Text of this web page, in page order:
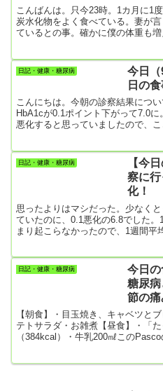
個、
こんばんは。只今23時。1カ月に1
炭水化物をよく食べている。妻が
ているとの事。確かに僕の体重も
から食事を作れなかったんです。
かゼリーを食べられるようになっ
くて散歩もやる気が起こらなかっ
運動もしな...
日記・健康・糖尿病
今日
日の
こんにちは。今朝の診察結果につ
HbA1cが0.1ポイント下がって7.0
悪化すると思っていましたので、
ら心配なしと言ってくれました。
なったような????朝食抜きで診察
の朝食。 今日の食事朝食・4枚切
日記・健康・糖尿病
【今
察に
化！
思ったよりはマシだった。少なく
ていたのに、0.1悪化の6.8でした
まり起こらなかったので、1週間平
で、0.1ポイントの悪化だったので
もよく褒めてくれた。1月というの
るらしい。今朝は朝食を摂らずに
日記・健康・糖尿病
今日
糖尿
節の
【朝食】・目玉焼き、キャベツと
テトサラダ・お雑煮【昼食】・「
（384kcal）・牛乳200㎖この